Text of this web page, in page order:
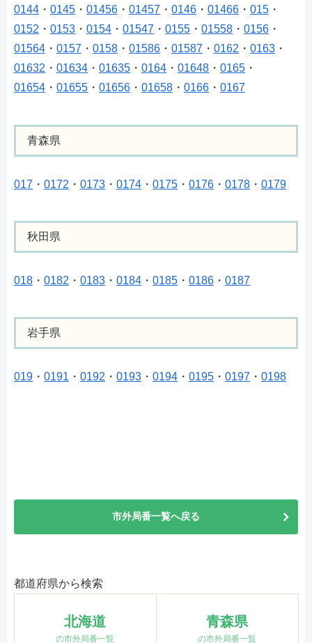
0144 ・ 0145 ・ 01456 ・ 01457 ・ 0146 ・ 01466 ・ 015 ・
0152 ・ 0153 ・ 0154 ・ 01547 ・ 0155 ・ 01558 ・ 0156 ・
01564 ・ 0157 ・ 0158 ・ 01586 ・ 01587 ・ 0162 ・ 0163 ・
01632 ・ 01634 ・ 01635 ・ 0164 ・ 01648 ・ 0165 ・
01654 ・ 01655 ・ 01656 ・ 01658 ・ 0166 ・ 0167
青森県
017 ・ 0172 ・ 0173 ・ 0174 ・ 0175 ・ 0176 ・ 0178 ・ 0179
秋田県
018 ・ 0182 ・ 0183 ・ 0184 ・ 0185 ・ 0186 ・ 0187
岩手県
019 ・ 0191 ・ 0192 ・ 0193 ・ 0194 ・ 0195 ・ 0197 ・ 0198
市外局番一覧へ戻る
都道府県から検索
北海道
の市外局番一覧
青森県
の市外局番一覧